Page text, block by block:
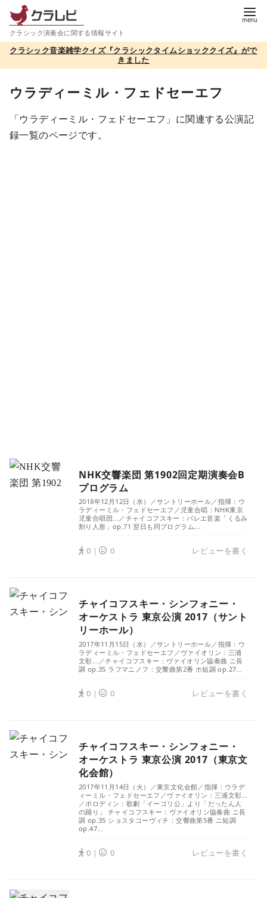
テ
ツ
クラシック演奏会に関する情報サイト
クラシック音楽雑学クイズ『クラシックタイムショッククイズ』がで
きました
ウラディーミル・フェドセーエフ
「ウラディーミル・フェドセーエフ」に関連する公演記
録一覧のページです。
NHK交響楽団 第1902回定期演奏会B
プログラム
2018年12月12日（水）／サントリーホール／指揮：ウ
ラディーミル・フェドセーエフ／児童合唱：NHK東京
児童合唱団...／チャイコフスキー：バレエ音楽「くるみ
割り人形」op.71 翌日も同プログラム...
0｜ 0 レビューを書く
チャイコフスキー・シンフォニー・
オーケストラ 東京公演 2017（サント
リーホール）
2017年11月15日（水）／サントリーホール／指揮：ウ
ラディーミル・フェドセーエフ／ヴァイオリン：三浦
文彰...／チャイコフスキー：ヴァイオリン協奏曲 ニ長
調 op.35 ラフマニノフ：交響曲第2番 ホ短調 op.27...
0｜ 0 レビューを書く
チャイコフスキー・シンフォニー・
オーケストラ 東京公演 2017（東京文
化会館）
2017年11月14日（火）／東京文化会館／指揮：ウラデ
ィーミル・フェドセーエフ／ヴァイオリン：三浦文彰...
／ボロディン：歌劇「イーゴリ公」より「だったん人
の踊り」 チャイコフスキー：ヴァイオリン協奏曲 ニ長
調 op.35 ショスタコーヴィチ：交響曲第5番 ニ短調
op.47...
0｜ 0 レビューを書く